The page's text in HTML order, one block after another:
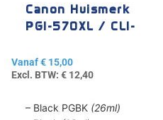
Canon Huismerk
PGI-570XL / CLI-
Vanaf€ 15,00
Excl. BTW: € 12,40
– Black PGBK (26ml)
worden
productpagina